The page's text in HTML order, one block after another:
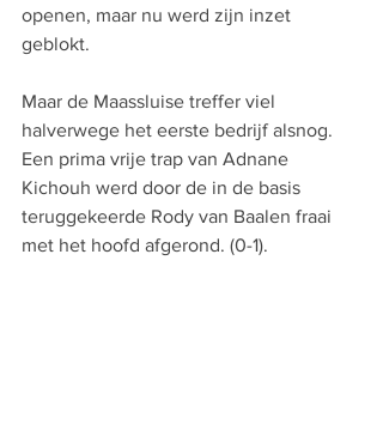
openen, maar nu werd zijn inzet
geblokt.
Maar de Maassluise treffer viel
halverwege het eerste bedrijf alsnog.
Een prima vrije trap van Adnane
Kichouh werd door de in de basis
teruggekeerde Rody van Baalen fraai
met het hoofd afgerond. (0-1).